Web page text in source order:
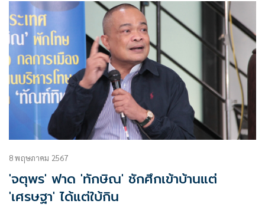
เผด็จการเป็นผลไม้พิษ ถาม 18 มิ.ย.กล้ามาตามนัดอัยการจริง
หรือ? ดักทางจะอ้างป่วยอะไรอีกหรือไม่
8 พฤษภาคม 2567
'จตุพร' ฟาด 'ทักษิณ' ชักศึกเข้าบ้านแต่
'เศรษฐา' ได้แต่ใบ้กิน